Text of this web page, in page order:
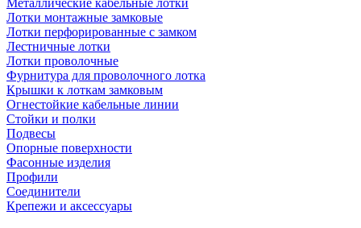
Металлические кабельные лотки
Лотки монтажные замковые
Лотки перфорированные с замком
Лестничные лотки
Лотки проволочные
Фурнитура для проволочного лотка
Крышки к лоткам замковым
Огнестойкие кабельные линии
Стойки и полки
Подвесы
Опорные поверхности
Фасонные изделия
Профили
Соединители
Крепежи и аксессуары